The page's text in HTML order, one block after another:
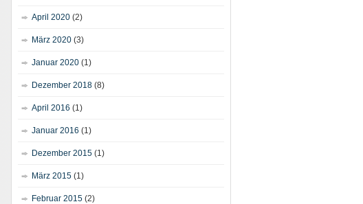
April 2020 (2)
März 2020 (3)
Januar 2020 (1)
Dezember 2018 (8)
April 2016 (1)
Januar 2016 (1)
Dezember 2015 (1)
März 2015 (1)
Februar 2015 (2)